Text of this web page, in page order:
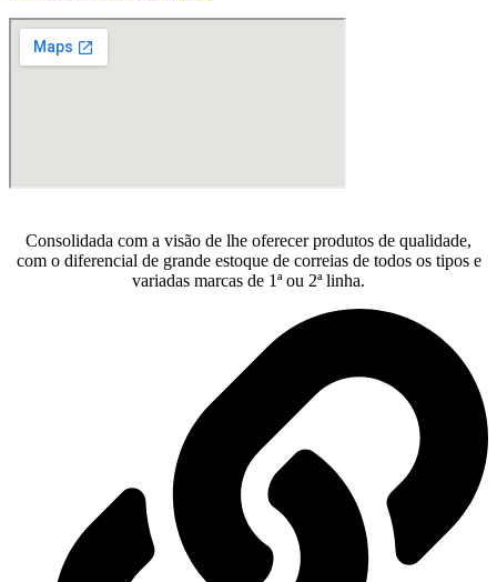
Consolidada com a visão de lhe oferecer produtos de qualidade,
com o diferencial de grande estoque de correias de todos os tipos e
variadas marcas de 1ª ou 2ª linha.